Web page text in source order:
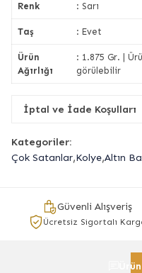
Renk : Sarı
Taş : Evet
Ürün
Ağırlığı
: 1.875 Gr. |
görülebilir
İptal ve İade Koşulları
Kategoriler:
Çok Satanlar,Kolye,Altın
Güvenli Alışveriş
Ücretsiz Sigortalı